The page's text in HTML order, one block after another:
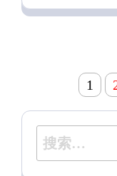
分
1
搜
索：